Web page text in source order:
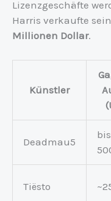
Lizenzgeschäfte
Harris verkaufte
Millionen Dollar.
Künstler
Deadmau5
Tiësto